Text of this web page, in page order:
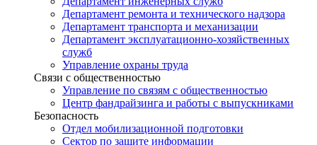
Департамент ремонта и технического надзора
Департамент транспорта и механизации
Департамент эксплуатационно-хозяйственных
служб
Управление охраны труда
Связи с общественностью
Управление по связям с общественностью
Центр фандрайзинга и работы с выпускниками
Безопасность
Отдел мобилизационной подготовки
Сектор по защите информации